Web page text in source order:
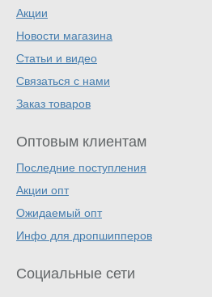
Акции
Новости магазина
Статьи и видео
Связаться с нами
Заказ товаров
Оптовым клиентам
Последние поступления
Акции опт
Ожидаемый опт
Инфо для дропшипперов
Социальные сети